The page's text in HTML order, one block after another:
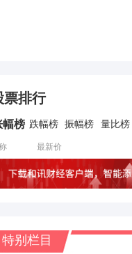
票排行
幅榜 跌幅榜 振幅榜 量比榜
最新价